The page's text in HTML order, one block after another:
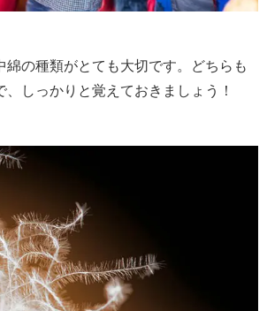
綿の種類がとても大切です。どちらも
、しっかりと覚えておきましょう！